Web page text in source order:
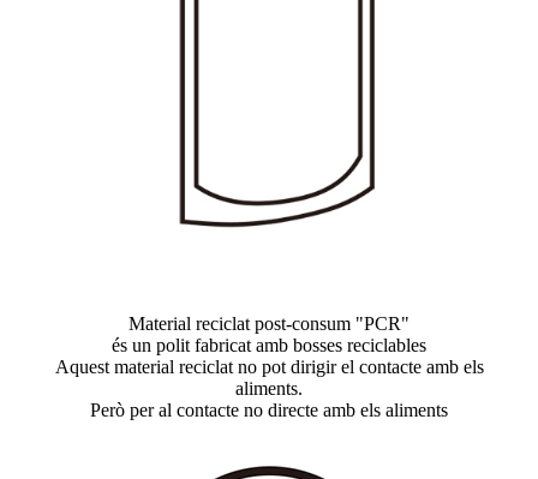
Material reciclat post-consum "PCR"
és un polit fabricat amb bosses reciclables
Aquest material reciclat no pot dirigir el contacte amb els
aliments.
Però per al contacte no directe amb els aliments